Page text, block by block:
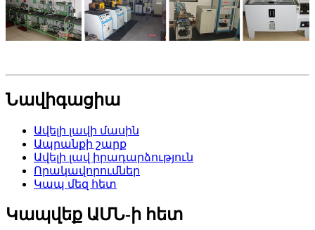
Նավիգացիա
Ավելի լավի մասին
Ապրանքի շարք
Ավելի լավ իրադարձություն
Որակավորումներ
Կապ մեզ հետ
Կապվեք ԱՄՆ-ի հետ